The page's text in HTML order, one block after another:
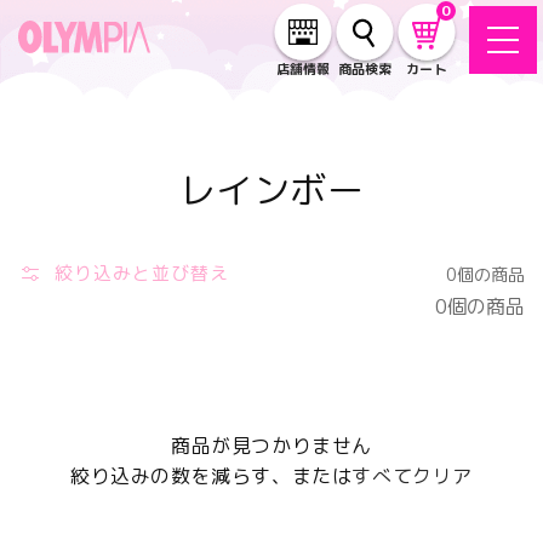
ンツに
進む
店舗情報 商品検索 カート
0
コ
ン
レインボー
絞り込みと並び替え 0個の商品
0個の商品
商品が見つかりません
絞り込みの数を減らす、またはすべてクリア